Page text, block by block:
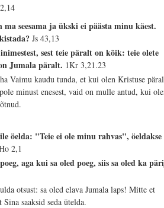
ma seesama ja ükski ei päästa minu käest.
Js 43,13
sest teie päralt on kõik: teie olete
Jumala päralt. 1Kr 3,21.23
Vaimu kaudu tunda, et kui olen Kristuse
minust enesest, vaid on mulle antud, kui
öelda: "Teie ei ole minu rahvas", öeldakse
2,1
aga kui sa oled poeg, siis sa oled ka
otsust: sa oled elava Jumala laps! Mitte et
saaksid seda ütelda.